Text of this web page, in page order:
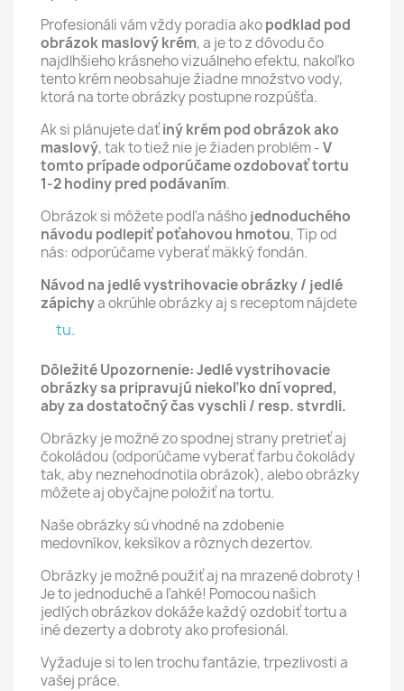
Profesionáli vám vždy poradia akopodklad pod
obrázok maslový krém, a je to z dôvodu čo
najdlhšieho krásneho vizuálneho efektu, nakoľko
tento krém neobsahuje žiadne množstvo vody,
ktorá na torte obrázky postupne rozpúšťa.
Ak si plánujete daťiný krém pod obrázok ako
maslový, tak to tiež nie je žiaden problém -V
tomto prípade odporúčame ozdobovať tortu
1-2 hodiny pred podávaním.
Obrázok si môžete podľa nášhojednoduchého
návodu podlepiť poťahovou hmotou, Tip od
nás: odporúčame vyberať mäkký fondán.
Návod na jedlé vystrihovacie obrázky / jedlé
zápichya okrúhle obrázky aj s receptom nájdete
tu.
Dôležité Upozornenie: Jedlé vystrihovacie
obrázky sa pripravujú niekoľko dní vopred,
aby za dostatočný čas vyschli / resp. stvrdli.
Obrázky je možné zo spodnej strany pretrieť aj
čokoládou (odporúčame vyberať farbu čokolády
tak, aby neznehodnotila obrázok), alebo obrázky
môžete aj obyčajne položiť na tortu.
Naše obrázky sú vhodné na zdobenie
medovníkov, keksíkov a rôznych dezertov.
Obrázky je možné použiť aj na mrazené dobroty !
Je to jednoduché a ľahké! Pomocou našich
jedlých obrázkov dokáže každý ozdobiť tortu a
iné dezerty a dobroty ako profesionál.
Vyžaduje si to len trochu fantázie, trpezlivosti a
vašej práce.